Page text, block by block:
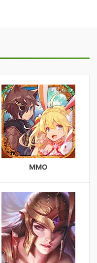
MMO